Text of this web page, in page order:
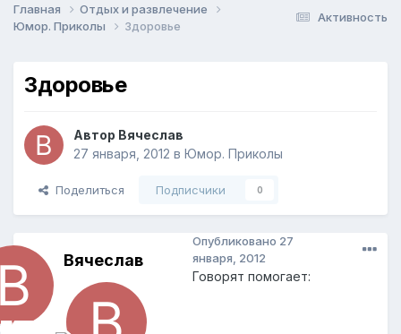
Активность
Главная
Отдых и развлечение
Юмор. Приколы
Здоровье
Здоровье
Автор Вячеслав
27 января, 2012 в Юмор. Приколы
Поделиться Подписчики 0
Вячеслав
Опубликовано 27
января, 2012
Говорят помогает: